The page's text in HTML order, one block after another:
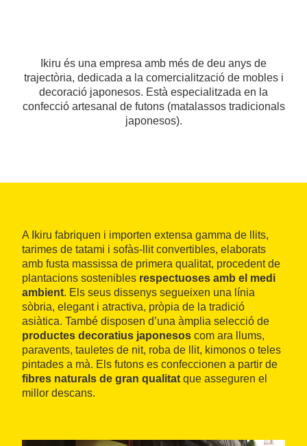
Ikiru és una empresa amb més de deu anys de
trajectòria, dedicada a la comercialització de mobles i
decoració japonesos. Està especialitzada en la
confecció artesanal de futons (matalassos tradicionals
japonesos).
A Ikiru fabriquen i importen extensa gamma de llits,
tarimes de tatami i sofàs-llit convertibles, elaborats
amb fusta massissa de primera qualitat, procedent de
plantacions sostenibles respectuoses amb el medi
ambient. Els seus dissenys segueixen una línia
sòbria, elegant i atractiva, pròpia de la tradició
asiàtica. També disposen d’una àmplia selecció de
productes decoratius japonesos com ara llums,
paravents, tauletes de nit, roba de llit, kimonos o teles
pintades a mà. Els futons es confeccionen a partir de
fibres naturals de gran qualitat que asseguren el
millor descans.